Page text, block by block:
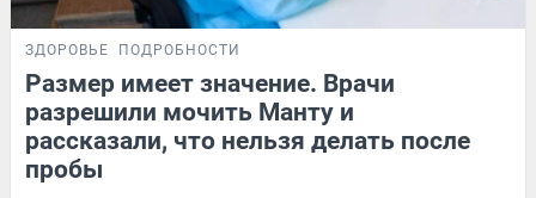
ЗДОРОВЬЕ ПОДРОБНОСТИ
Размер имеет значение. Врачи
разрешили мочить Манту и
рассказали, что нельзя делать после
пробы